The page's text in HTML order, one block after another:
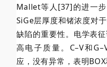
Mallet等人[37]的进一
SiGe层厚度和锗浓度对
缺陷的重要性。电学表
高电子质量。C–V和
应，没有异常，表明